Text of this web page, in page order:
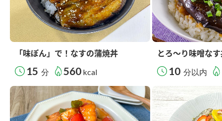
「味ぽん」で！なすの蒲焼丼
15 分 560 kcal
とろ～り味噌な
10 分以内